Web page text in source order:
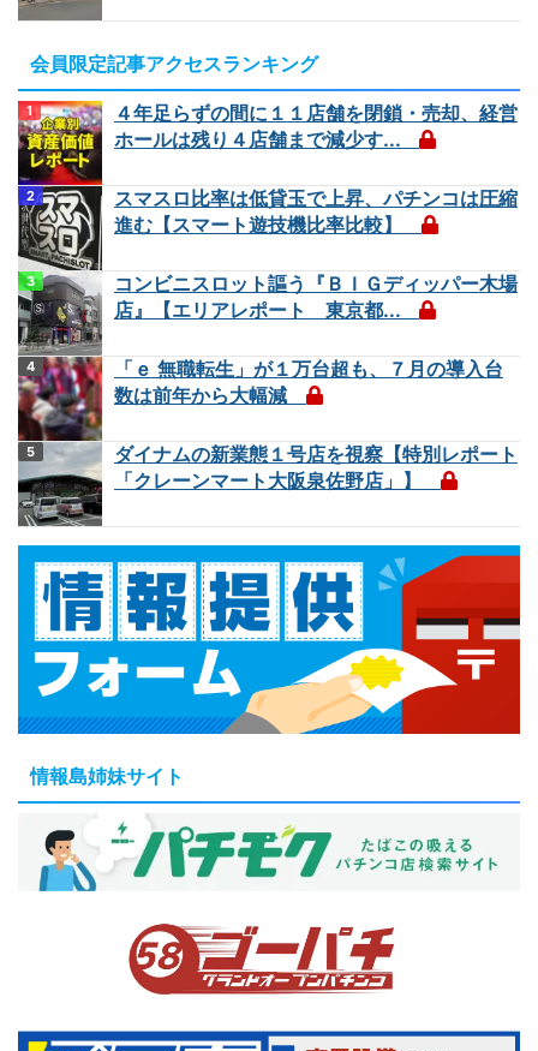
会員限定記事アクセスランキング
４年足らずの間に１１店舗を閉鎖・売却、経営
ホールは残り４店舗まで減少す...
スマスロ比率は低貸玉で上昇、パチンコは圧縮
進む【スマート遊技機比率比較】
コンビニスロット謳う『ＢＩＧディッパー木場
店』【エリアレポート 東京都...
「ｅ 無職転生」が１万台超も、７月の導入台
数は前年から大幅減
ダイナムの新業態１号店を視察【特別レポート
「クレーンマート大阪泉佐野店」】
情報島姉妹サイト